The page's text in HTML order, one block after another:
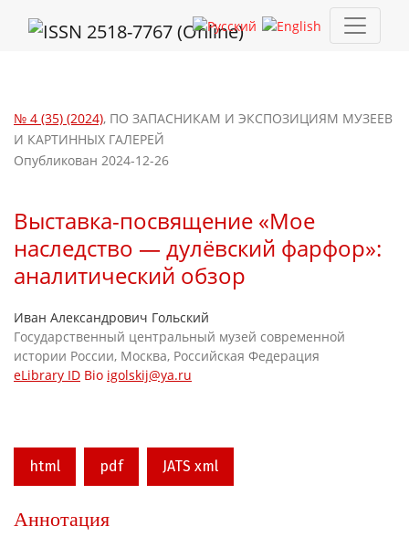
Выставка-посвящение «Мое наследство — дулёвский
№ 4 (35) (2024), ПО ЗАПАСНИКАМ И ЭКСПОЗИЦИЯМ МУЗЕЕВ
И КАРТИННЫХ ГАЛЕРЕЙ
Выставка-посвящение «Мое
наследство — дулёвский фарфор»:
аналитический обзор
Опубликован 2024-12-26
Иван Александрович Гольский
Государственный центральный музей современной
истории России, Москва, Российская Федерация
eLibrary ID Bio igolskij@ya.ru
html pdf JATS xml
Аннотация